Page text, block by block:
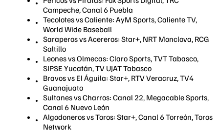
Campeche, Canal 6 Puebla
Tecolotes vs Caliente: AyM Sports, Caliente TV,
World Wide Baseball
Saraperos vs Acereros: Star+, NRT Monclova, RCG
Saltillo
Leones vs Olmecas: Claro Sports, TVT Tabasco,
SIPSE Yucatán, TV UJAT Tabasco
Bravos vs El Águila: Star+, RTV Veracruz, TV4
Guanajuato
Sultanes vs Charros: Canal 22, Megacable Sports,
Canal 6 Nuevo León
Algodoneros vs Toros: Star+, Canal 6 Torreón, Toros
Network